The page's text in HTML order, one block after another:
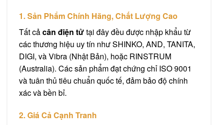
1. Sản Phẩm Chính Hãng, Chất Lượng Cao
Tất cảcân điện tửtại đây đều được nhập khẩu từ
các thương hiệu uy tín như SHINKO, AND, TANITA,
DIGI, và Vibra (Nhật Bản), hoặc RINSTRUM
(Australia). Các sản phẩm đạt chứng chỉ ISO 9001
và tuân thủ tiêu chuẩn quốc tế, đảm bảo độ chính
xác và bền bỉ.
2. Giá Cả Cạnh Tranh